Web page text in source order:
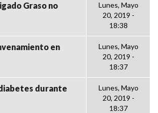
Graso no
Lunes, Mayo
20, 2019 -
18:38
en
Lunes, Mayo
20, 2019 -
18:37
durante
Lunes, Mayo
20, 2019 -
18:37